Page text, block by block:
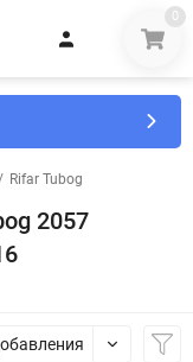
0
Rifar Tubog
2057